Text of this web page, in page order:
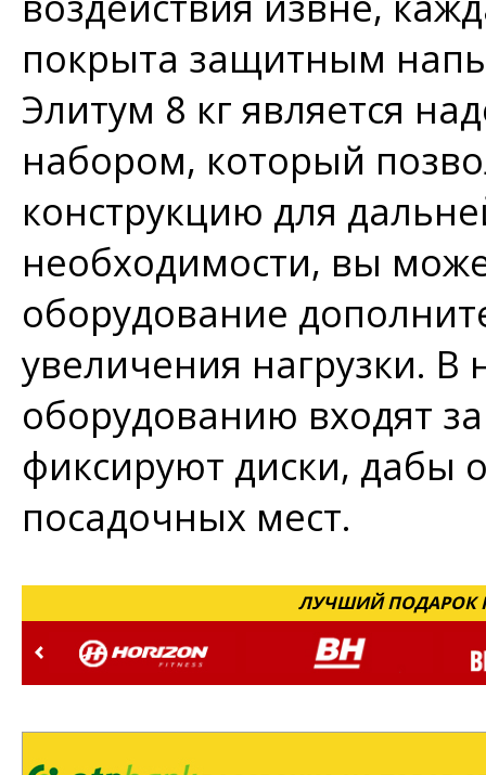
покрыта защитным
Элитум 8 кг является
набором, который
конструкцию для
необходимости, вы
оборудование
увеличения нагрузки. В
оборудованию входят
фиксируют диски, дабы
посадочных мест.
ЛУЧШИЙ ПОДАРОК